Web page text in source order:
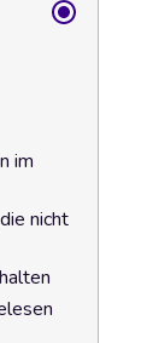
im
nicht